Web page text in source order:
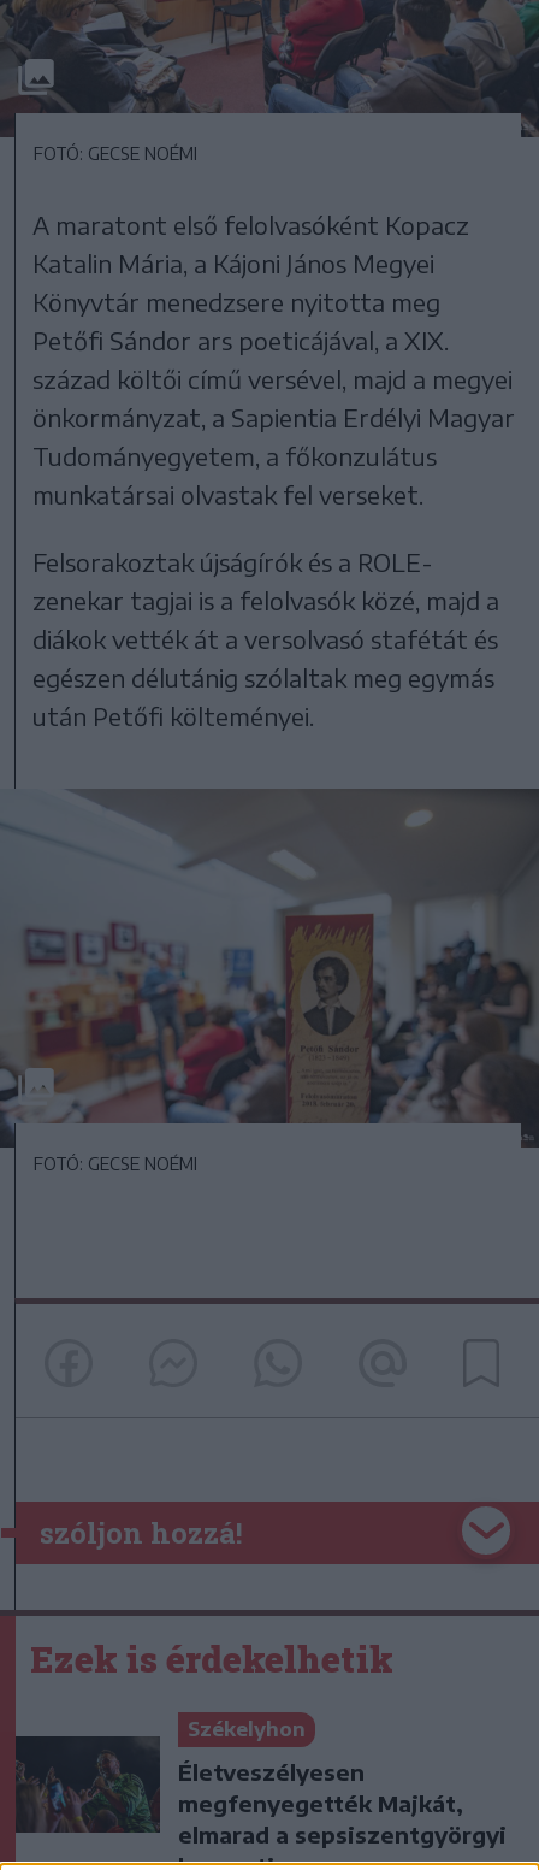
FOTÓ: GECSE NOÉMI
A maratont első felolvasóként Kopacz
Katalin Mária, a Kájoni János Megyei
Könyvtár menedzsere nyitotta meg
Petőfi Sándor ars poeticájával, a XIX.
század költői című versével, majd a megyei
önkormányzat, a Sapientia Erdélyi Magyar
Tudományegyetem, a főkonzulátus
munkatársai olvastak fel verseket.
Felsorakoztak újságírók és a ROLE-
zenekar tagjai is a felolvasók közé, majd a
diákok vették át a versolvasó stafétát és
egészen délutánig szólaltak meg egymás
után Petőfi költeményei.
FOTÓ: GECSE NOÉMI
szóljon hozzá!
Ezek is érdekelhetik
Székelyhon
Életveszélyesen
megfenyegették Majkát,
elmarad a sepsiszentgyörgyi